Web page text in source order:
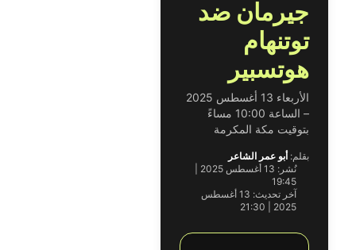
جيرمان ضد
توتنهام
هوتسبير
الأربعاء 13 أغسطس 2025
– الساعة 10:00 مساءً
بتوقيت مكة المكرمة
بقلم: أبو عمر الشاعر
نُشر:
19:45
آخر تحديث:
13 أغسطس
2025 | 21:30